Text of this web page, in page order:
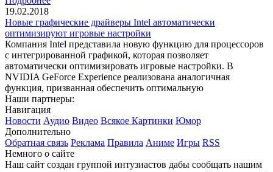
19.02.2018
Новые графические драйверы Intel автоматически
оптимизируют игровые настройки
Компания Intel представила новую функцию для процессоров
с интегрированной графикой, которая позволяет
автоматически оптимизировать игровые настройки. В
NVIDIA GeForce Experience реализована аналогичная
функция, призванная обеспечить оптимальную
Наши партнеры:
Навигация
Новости Аудио Видео Всякое Картинки Юмор
Дополнительно
Обратная связь Реклама Правила Аниме Игры RSS
Немного о сайте
Наш сайт создан группой интузиастов дабы сообщать нашим